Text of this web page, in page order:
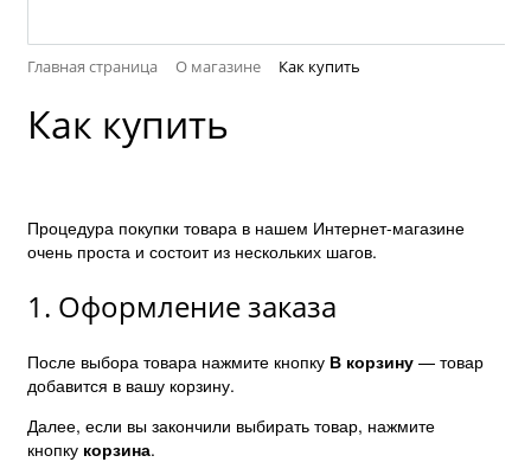
Главная страница О магазине Как купить
Как купить
Процедура покупки товара в нашем Интернет-магазине
очень проста и состоит из нескольких шагов.
1. Оформление заказа
После выбора товара нажмите кнопку В корзину — товар
добавится в вашу корзину.
Далее, если вы закончили выбирать товар, нажмите
кнопку корзина.